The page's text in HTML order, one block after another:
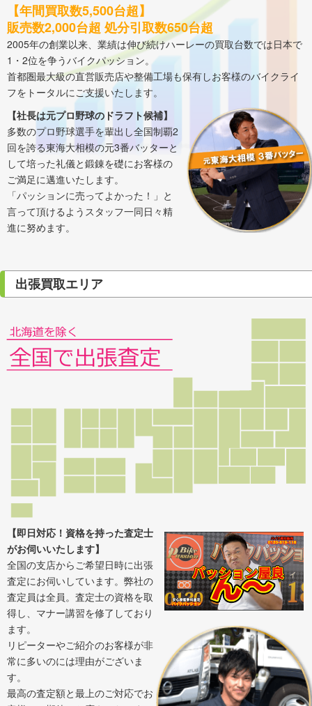
【年間買取数5,500台超】
販売数2,000台超 処分引取数650台超
2005年の創業以来、業績は伸び続けハーレーの買取台数では日本で
1・2位を争うバイクパッション。
首都圏最大級の直営販売店や整備工場も保有しお客様のバイクライ
フをトータルにご支援いたします。
【社長は元プロ野球のドラフト候補】
多数のプロ野球選手を輩出し全国制覇2
回を誇る東海大相模の元3番バッターと
して培った礼儀と鍛錬を礎にお客様の
ご満足に邁進いたします。
「パッションに売ってよかった！」と
言って頂けるようスタッフ一同日々精
進に努めます。
出張買取エリア
【即日対応！資格を持った査定士
がお伺いいたします】
全国の支店からご希望日時に出張
査定にお伺いしています。弊社の
査定員は全員。査定士の資格を取
得し、マナー講習を修了しており
ます。
リピーターやご紹介のお客様が非
常に多いのには理由がございま
す。
最高の査定額と最上のご対応でお